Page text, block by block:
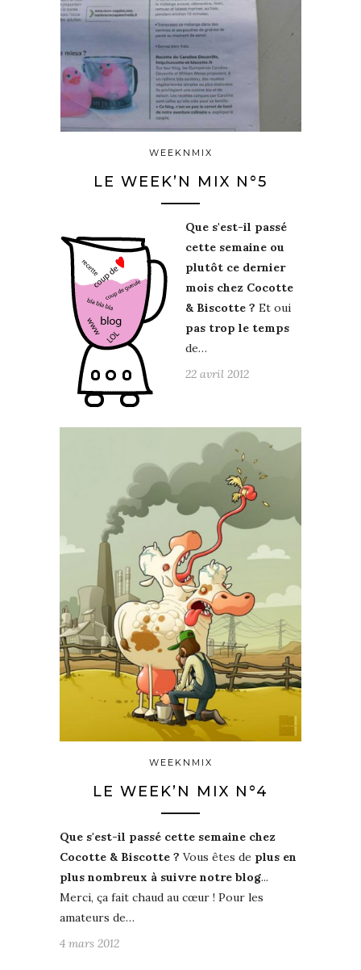
WEEKNMIX
LE WEEK’N MIX N°5
Que s'est-il passé
cette semaine ou
plutôt ce dernier
mois chez Cocotte
& Biscotte ? Et oui
pas trop le temps
de…
22 avril 2012
WEEKNMIX
LE WEEK’N MIX N°4
Que s'est-il passé cette semaine chez
Cocotte & Biscotte ? Vous êtes de plus en
plus nombreux à suivre notre blog...
Merci, ça fait chaud au cœur ! Pour les
amateurs de…
4 mars 2012